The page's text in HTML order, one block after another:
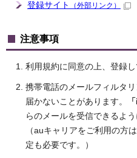
登録サイト （外部リンク）
注意事項
利用規約に同意の上、登録し
携帯電話のメールフィルタ
届かないことがあります。
らのメールを受信できるよ
（auキャリアをご利用の方
定も必要です。）